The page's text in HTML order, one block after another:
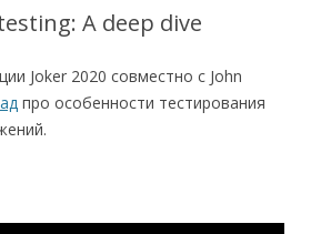
A deep dive
Joker 2020 совместно с John
про особенности тестирования